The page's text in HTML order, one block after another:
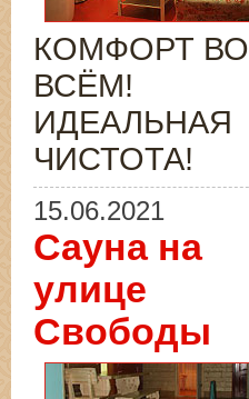
КОМФОРТ ВО
ВСЁМ!
ИДЕАЛЬНАЯ
ЧИСТОТА!
15.06.2021
Сауна на
улице
Свободы